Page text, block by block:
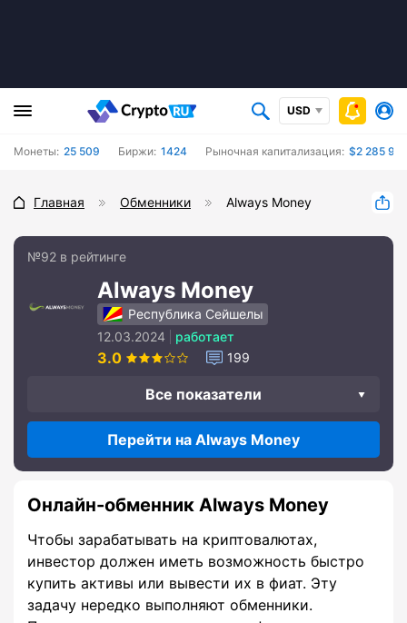
USD
Монеты: 25 509 Биржи: 1424 Рыночная капитализация: $2 285
Главная Обменники Always Money
№92 в рейтинге
Always Money
Республика Сейшелы
12.03.2024
работает
3.0 199
Все показатели
Перейти на Always Money
Онлайн-обменник Always Money
Чтобы зарабатывать на криптовалютах,
инвестор должен иметь возможность быстро
купить активы или вывести их в фиат. Эту
задачу нередко выполняют обменники.